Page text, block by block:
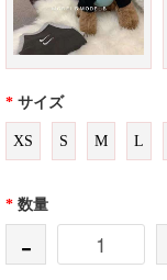
* サイズ
XS S M L
* 数量
-